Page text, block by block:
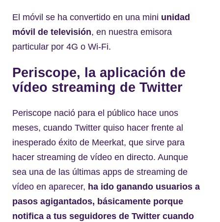
El móvil se ha convertido en una mini unidad
móvil de televisión, en nuestra emisora
particular por 4G o Wi-Fi.
Periscope, la aplicación de
vídeo streaming de Twitter
Periscope nació para el público hace unos
meses, cuando Twitter quiso hacer frente al
inesperado éxito de Meerkat, que sirve para
hacer streaming de vídeo en directo. Aunque
sea una de las últimas apps de streaming de
vídeo en aparecer, ha ido ganando usuarios a
pasos agigantados, básicamente porque
notifica a tus seguidores de Twitter cuando